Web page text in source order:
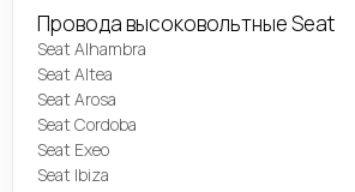
Провода высоковольтные Seat
Seat Alhambra
Seat Altea
Seat Arosa
Seat Cordoba
Seat Exeo
Seat Ibiza